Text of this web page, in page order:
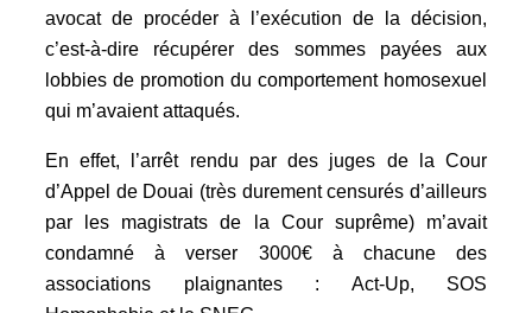
avocat de procéder à l’exécution de la décision,
c’est-à-dire récupérer des sommes payées aux
lobbies de promotion du comportement homosexuel
qui m’avaient attaqués.
En effet, l’arrêt rendu par des juges de la Cour
d’Appel de Douai (très durement censurés d’ailleurs
par les magistrats de la Cour suprême) m’avait
condamné à verser 3000€ à chacune des
associations plaignantes : Act-Up, SOS